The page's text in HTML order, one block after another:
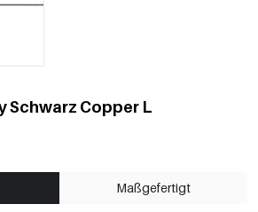
Schwarz Copper L
Maßgefertigt